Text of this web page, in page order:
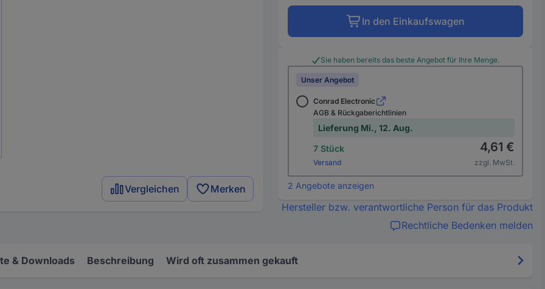
Vergleichen Merken
In den Einkaufswagen
Sie haben bereits das beste Angebot für Ihre Menge.
Unser Angebot
Conrad Electronic
AGB & Rückgaberichtlinien
Lieferung Mi., 12. Aug.
7 Stück
Versand
4,61 €
zzgl. MwSt.
2 Angebote anzeigen
Hersteller bzw. verantwortliche Person für das Produkt
Rechtliche Bedenken melden
& Downloads Beschreibung Wird oft zusammen gekauft